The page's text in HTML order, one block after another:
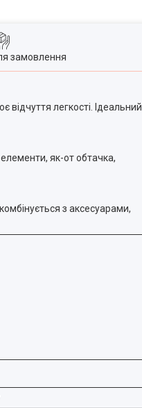
замовлення
відчуття легкості. Ідеальний
елементи, як-от обтачка,
з аксесуарами,